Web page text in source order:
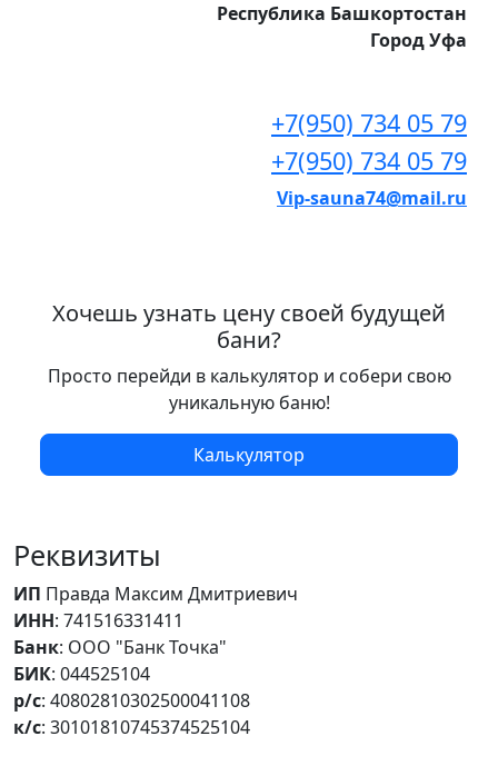
Республика Башкортостан
Город Уфа
+7(950) 734 05 79
+7(950) 734 05 79
Vip-sauna74@mail.ru
Хочешь узнать цену своей будущей
бани?
Просто перейди в калькулятор и собери свою
уникальную баню!
Калькулятор
Реквизиты
ИП Правда Максим Дмитриевич
ИНН: 741516331411
Банк: ООО "Банк Точка"
БИК: 044525104
р/с: 40802810302500041108
к/с: 30101810745374525104